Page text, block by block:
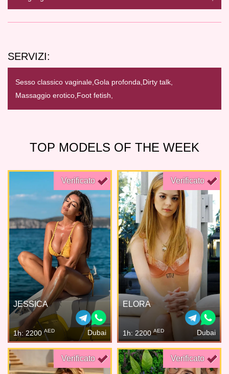
SERVIZI:
Sesso classico vaginale, Gola profonda, Dirty talk,
Massaggio erotico, Foot fetish,
TOP MODELS OF THE WEEK
Verificato
JESSICA
1h: 2200 AED Dubai
Verificato
ELORA
1h: 2200AED Dubai
Verificato Verificato